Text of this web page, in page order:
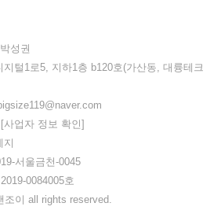
성권
털1로5, 지하1층 b120호(가산동, 대륭테크
[사업자 정보 확인]
지
서울금천-0045
0084005호
이 all rights reserved.